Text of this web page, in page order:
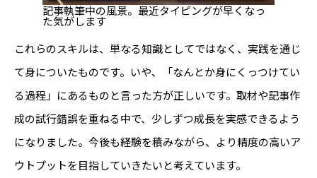
記事執筆中の風景。最近タイピングが早くなっ
た気がします
これらのスキルは、単なる知識としてではなく、実践を通じ
て身についたものです。いや、「なんとか身にくっつけてい
る過程」にあるものと言った方が正しいです。取材や記事作
成の試行錯誤を重ねる中で、少しずつ成長を実感できるよう
になりました。今後も経験を積みながら、より精度の高いア
ウトプットを目指していきたいと考えています。